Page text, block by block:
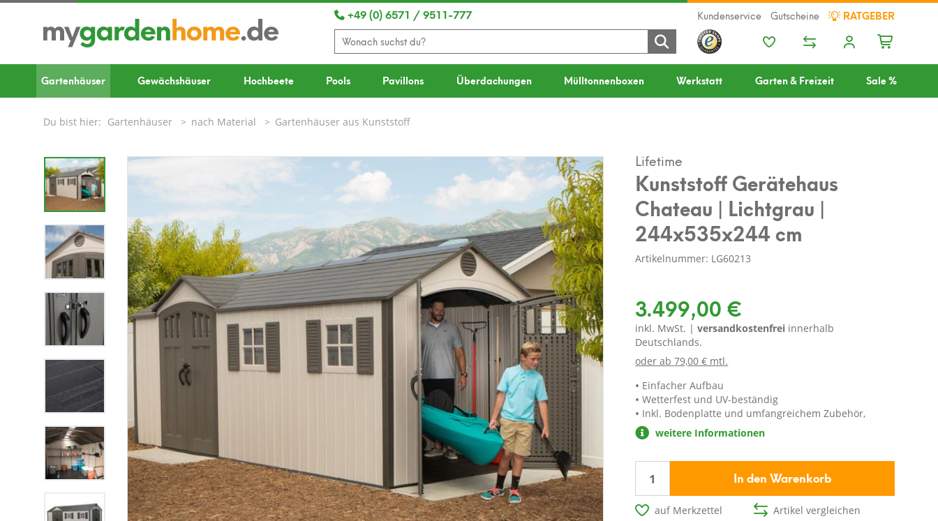
+49 (0) 6571 / 9511-777 Kundenservice Gutscheine RATGEBER
Gartenhäuser Gewächshäuser Hochbeete Pools Pavillons Überdachungen Mülltonnenboxen Werkstatt Garten & Freizeit Sale %
Du bist hier: Gartenhäuser nach Material Gartenhäuser aus Kunststoff
Lifetime
Kunststoff Gerätehaus
Chateau | Lichtgrau |
244x535x244 cm
Artikelnummer: LG60213
3.499,00 €
inkl. MwSt. |versandkostenfrei innerhalb
Deutschlands.
oder ab 79,00 € mtl.
Einfacher Aufbau
Wetterfest und UV-beständig
Inkl. Bodenplatte und umfangreichem Zubehör,
weitere Informationen
In den Warenkorb
auf Merkzettel Artikel vergleichen